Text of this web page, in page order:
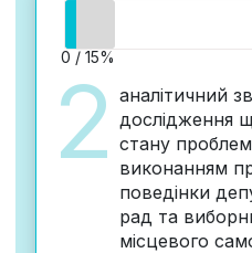
2
0 / 15%
аналітичний
дослідження
стану
виконанням
поведінки
рад та
місцевого